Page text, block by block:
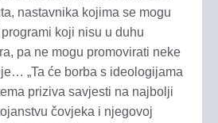
nastavnika kojima se mogu
koji nisu u duhu
pa ne mogu promovirati neke
„Ta će borba s ideologijama
priziva savjesti na najbolji
čovjeka i njegovoj